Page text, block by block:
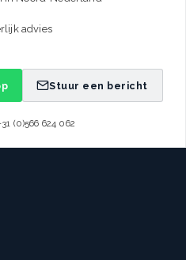
advies
Stuur een bericht
(0)566 624 062